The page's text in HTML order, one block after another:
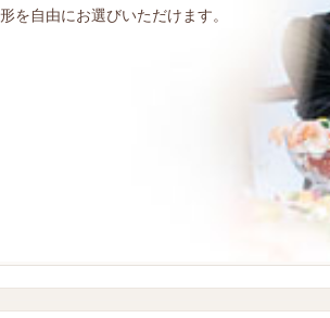
を自由にお選びいただけます。
でワイワイ～♪お腹が満たされたらその後